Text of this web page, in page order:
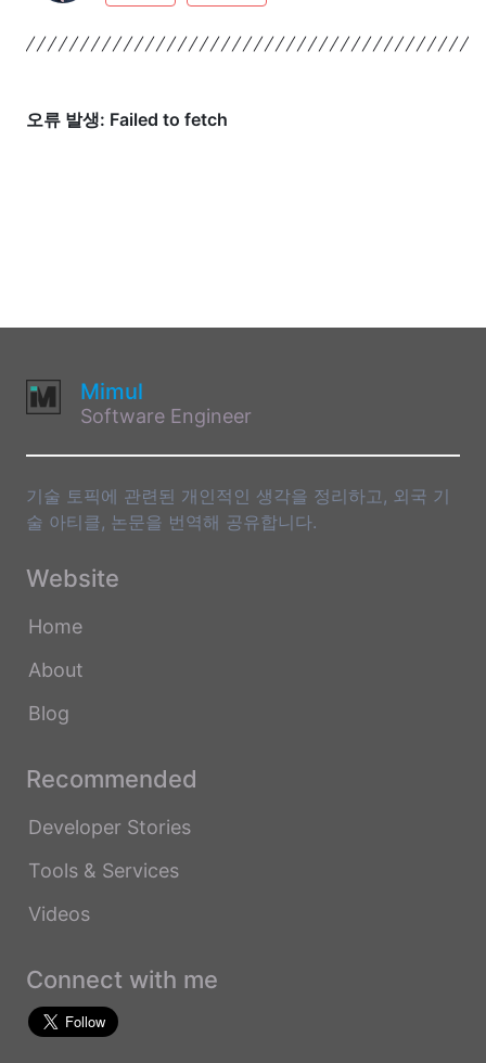
Mimul
Software Engineer
기술 토픽에 관련된 개인적인 생각을 정리하고, 외국 기
술 아티클, 논문을 번역해 공유합니다.
Website
Home
About
Blog
Recommended
Developer Stories
Tools & Services
Videos
Connect with me